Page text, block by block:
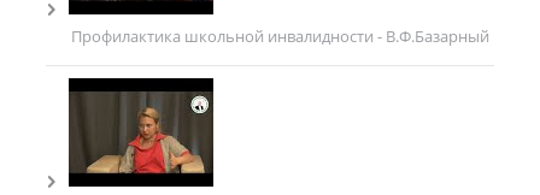
Профилактика школьной инвалидности - В.Ф.Базарный